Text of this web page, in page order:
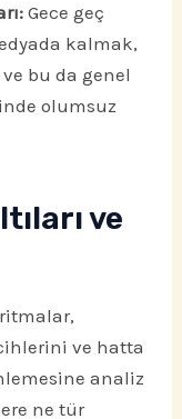
Gece geç
kalmak,
bu da genel
olumsuz
ve
ve hatta
analiz
ne tür